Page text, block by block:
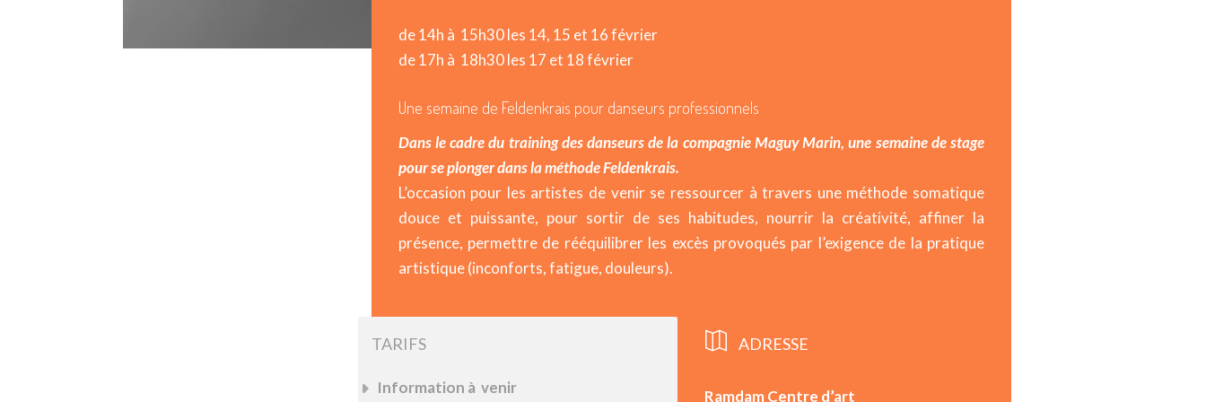
de 14h à 15h30 les 14, 15 et 16 février
de 17h à 18h30 les 17 et 18 février
Une semaine de Feldenkrais pour danseurs professionnels
Dans le cadre du training des danseurs de la compagnie Maguy Marin, une semaine de stage
pour se plonger dans la méthode Feldenkrais.
L’occasion pour les artistes de venir se ressourcer à travers une méthode somatique
douce et puissante, pour sortir de ses habitudes, nourrir la créativité, affiner la
présence, permettre de rééquilibrer les excès provoqués par l’exigence de la pratique
artistique (inconforts, fatigue, douleurs).
TARIFS
Information à venir
ADRESSE
Ramdam Centre d’art